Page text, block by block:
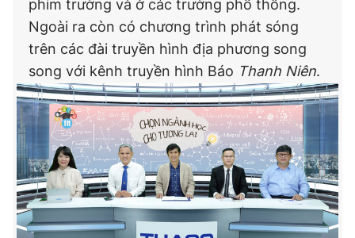
phim trường và ở các trường phổ thông.
Ngoài ra còn có chương trình phát sóng
trên các đài truyền hình địa phương song
song với kênh truyền hình Báo Thanh Niên.